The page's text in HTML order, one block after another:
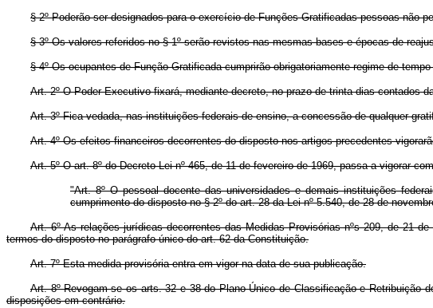
§ 2º Poderão ser designados para o exercício de Funções Gratificadas pessoas não
§ 3º Os valores referidos no § 1º serão revistos nas mesmas bases e épocas de
§ 4º Os ocupantes de Função Gratificada cumprirão obrigatoriamente regime de
Art. 2º O Poder Executivo fixará, mediante decreto, no prazo de trinta dias contados
Art. 3º Fica vedada, nas instituições federais de ensino, a concessão de qualquer
Art. 4º Os efeitos financeiros decorrentes do disposto nos artigos precedentes
Art. 5º O art. 8º do Decreto-Lei nº 465, de 11 de fevereiro de 1969, passa a vigorar
"Art. 8º O pessoal docente das universidades e demais instituições
cumprimento do disposto no § 2º do art. 28 da Lei nº 5.540, de 28 de
Art. 6º As relações jurídicas decorrentes das Medidas Provisórias nºs 209, de 21
termos do disposto no parágrafo único do art. 62 da Constituição.
Art. 7º Esta medida provisória entra em vigor na data de sua publicação.
Art. 8º Revogam-se os arts. 32 e 38 do Plano Único de Classificação e Retribuição
disposições em contrário.